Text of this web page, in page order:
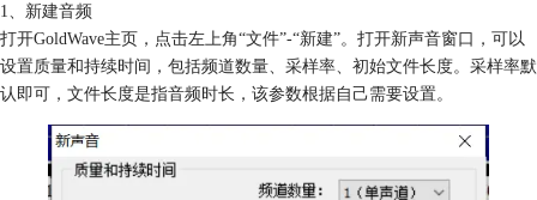
1、新建音频
打开GoldWave主页，点击左上角“文件”-“新建”。打开新声音窗口，可以
设置质量和持续时间，包括频道数量、采样率、初始文件长度。采样率默
认即可，文件长度是指音频时长，该参数根据自己需要设置。